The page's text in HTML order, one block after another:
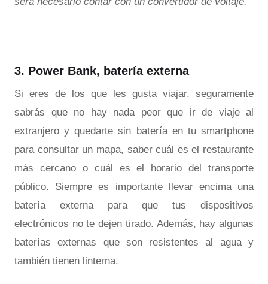
3. Power Bank, batería externa
Si eres de los que les gusta viajar, seguramente
sabrás que no hay nada peor que ir de viaje al
extranjero y quedarte sin batería en tu smartphone
para consultar un mapa, saber cuál es el restaurante
más cercano o cuál es el horario del transporte
público. Siempre es importante llevar encima una
batería externa para que tus dispositivos
electrónicos no te dejen tirado. Además, hay algunas
baterías externas que son resistentes al agua y
también tienen linterna.